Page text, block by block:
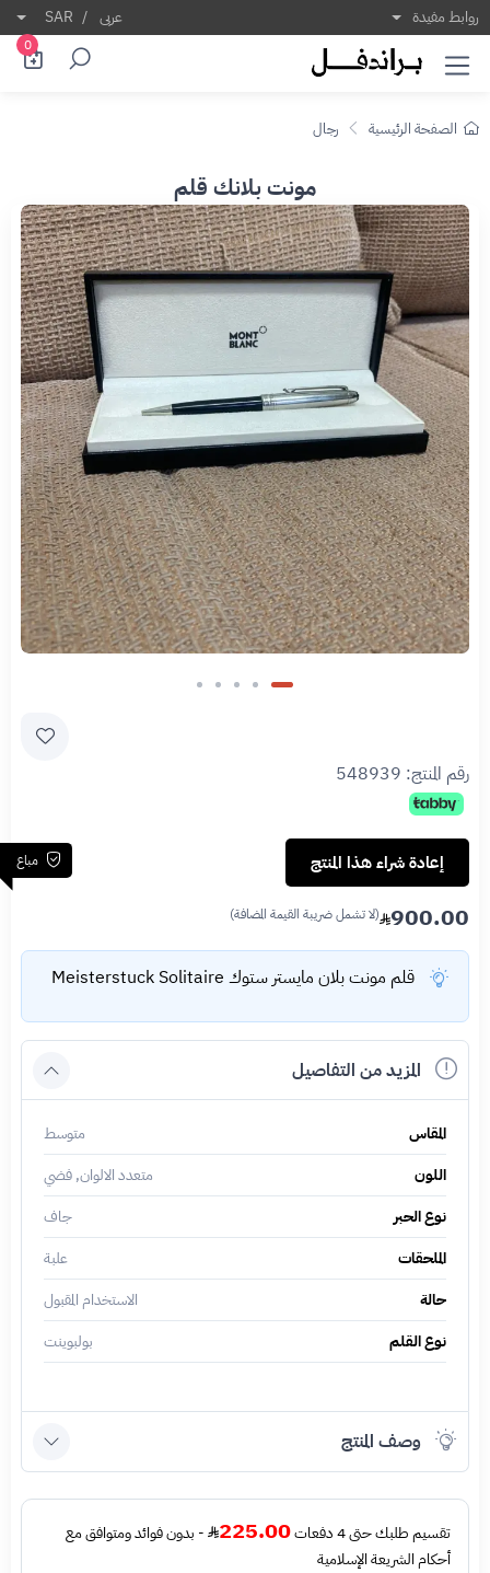
روابط مفيدة عربى /
SAR
0
الصفحة الرئيسية رجال
مونت بلانك قلم
رقم المنتج: 548939
مباع إعادة شراء هذا المنتج
900.00 (لا تشمل ضريبة القيمة المضافة)
قلم مونت بلان مايستر ستوك Meisterstuck Solitaire
المزيد من التفاصيل
المقاس
متوسط
اللون
متعدد الالوان, فضي
نوع الحبر
جاف
الملحقات
علبة
حالة
الاستخدام المقبول
نوع القلم
بولبوينت
وصف المنتج
تقسيم طلبك حتى 4 دفعات 225.00
- بدون فوائد ومتوافق مع
أحكام الشريعة الإسلامية